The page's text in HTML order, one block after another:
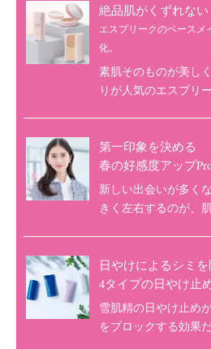
絶品肌がくずれない
エスプリークのベースメ
化。
素肌そのものが美し
りが人気のエスプリ
第一印象を決める
春の好感度アップ
新しい出会いが多く
きく左右するのが、
日やけによるシミ
4タイプの日やけ止
雪肌精の日やけ止め
をブロックする効果